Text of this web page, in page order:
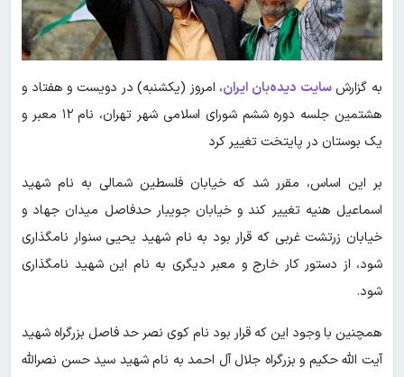
به گزارشسایت دیده‌بان ایران، امروز (یکشنبه) در دویست و هفتاد و
هشتمین جلسه دوره ششم شورای اسلامی شهر تهران، نام ۱۲ معبر و
یک بوستان در پایتخت تغییر کرد
بر این اساس، مقرر شد که خیابان فلسطین شمالی به نام شهید
اسماعیل هنیه تغییر کند و خیابان جویبار حدفاصل میدان جهاد و
خیابان زرتشت غربی که قرار بود به نام شهید یحیی سنوار نامگذاری
شود، از دستور کار خارج و معبر دیگری به نام این شهید نامگذاری
شود.
همچنین با وجود این که قرار بود نام کوی نصر حد فاصل بزرگراه شهید
آیت الله حکیم و بزرگراه جلال آل احمد به نام شهید سید حسن نصرالله